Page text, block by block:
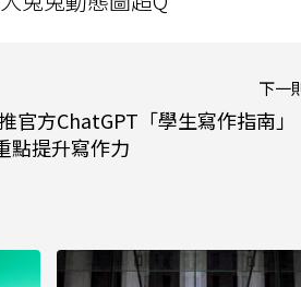
下一
官方ChatGPT「學生寫作指南」
點提升寫作力